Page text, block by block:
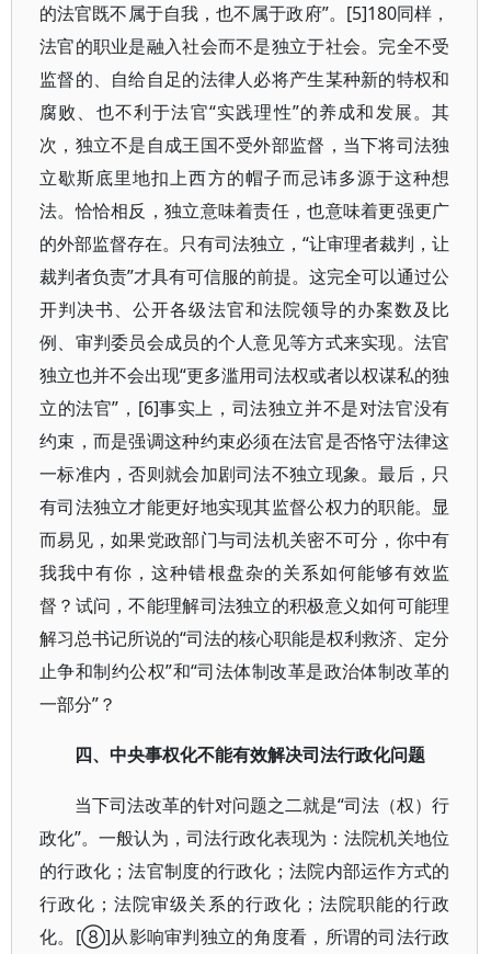
的法官既不属于自我，也不属于政府”。[5]180同样，
法官的职业是融入社会而不是独立于社会。完全不受
监督的、自给自足的法律人必将产生某种新的特权和
腐败、也不利于法官“实践理性”的养成和发展。其
次，独立不是自成王国不受外部监督，当下将司法独
立歇斯底里地扣上西方的帽子而忌讳多源于这种想
法。恰恰相反，独立意味着责任，也意味着更强更广
的外部监督存在。只有司法独立，“让审理者裁判，让
裁判者负责”才具有可信服的前提。这完全可以通过公
开判决书、公开各级法官和法院领导的办案数及比
例、审判委员会成员的个人意见等方式来实现。法官
独立也并不会出现“更多滥用司法权或者以权谋私的独
立的法官”，[6]事实上，司法独立并不是对法官没有
约束，而是强调这种约束必须在法官是否恪守法律这
一标准内，否则就会加剧司法不独立现象。最后，只
有司法独立才能更好地实现其监督公权力的职能。显
而易见，如果党政部门与司法机关密不可分，你中有
我我中有你，这种错根盘杂的关系如何能够有效监
督？试问，不能理解司法独立的积极意义如何可能理
解习总书记所说的“司法的核心职能是权利救济、定分
止争和制约公权”和“司法体制改革是政治体制改革的
一部分”？
四、中央事权化不能有效解决司法行政化问题
当下司法改革的针对问题之二就是“司法（权）行
政化”。一般认为，司法行政化表现为：法院机关地位
的行政化；法官制度的行政化；法院内部运作方式的
行政化；法院审级关系的行政化；法院职能的行政
化。[⑧]从影响审判独立的角度看，所谓的司法行政